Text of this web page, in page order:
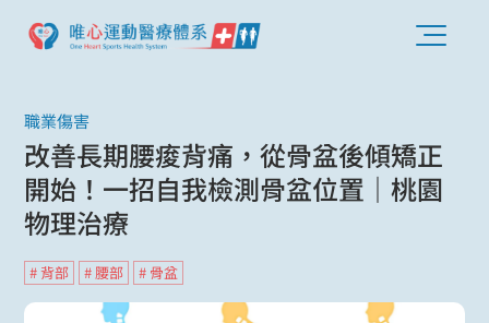
職業傷害
改善長期腰痠背痛，從骨盆後傾矯正
開始！一招自我檢測骨盆位置｜桃園
物理治療
# 背部 # 腰部 # 骨盆